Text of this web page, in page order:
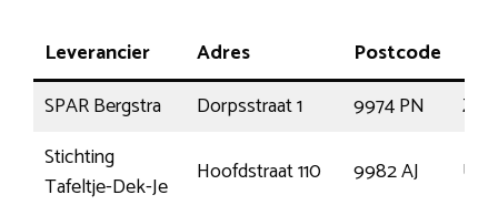
Leverancier Adres Postcode
SPAR Bergstra
Dorpsstraat 1 9974 PN
Stichting
Tafeltje-Dek-Je
Hoofdstraat 110 9982 AJ